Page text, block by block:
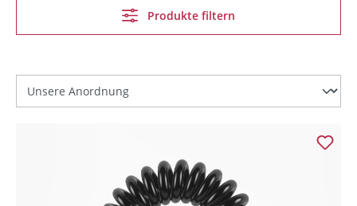
Produkte filtern